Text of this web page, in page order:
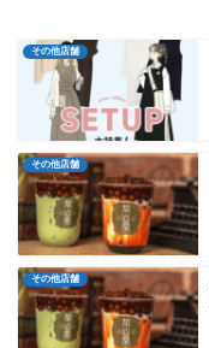
その他店舗
その他店舗
その他店舗